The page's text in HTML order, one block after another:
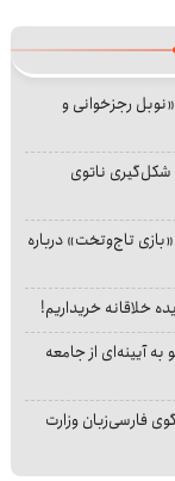
رجزخوانی و
شکل‌گیری ناتوی
تاج‌وتخت» درباره
خلاقانه خریداریم!
آیینه‌ای از جامعه
فارسی‌زبان وزارت